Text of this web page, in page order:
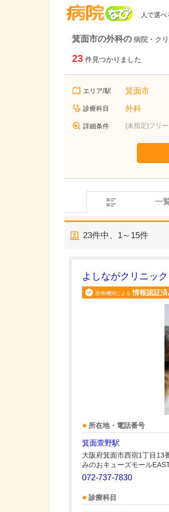
人で選
箕面市の外科の 病院・ク
23 件見つかりました
エリア/駅 箕面市
診療科目 外科
詳細条件 (未指定)フリ
一
23件中、 1～15件
よしながクリニック
医療機関による 情報認証済
所在地・電話番号
箕面萱野駅
大阪府箕面市西宿1丁目13
みのおキューズモール
072-737-7830
診療科目